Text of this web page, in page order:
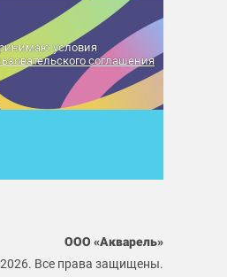
условия
соглашения
ООО «Акварель»
Все права защищены.